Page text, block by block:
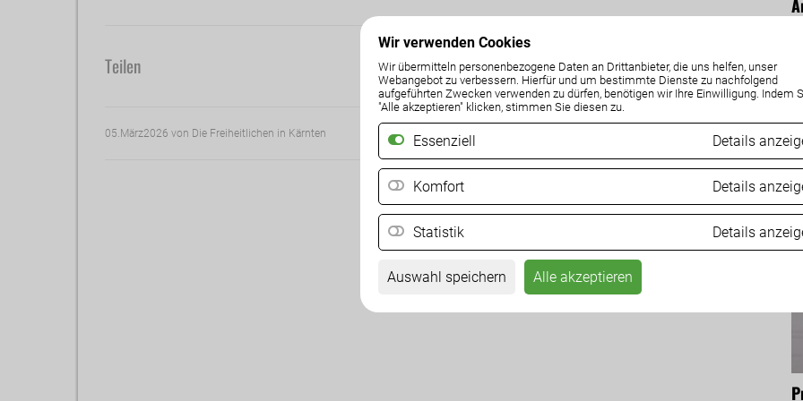
Wir verwenden Cookies
Wir übermitteln personenbezogene Daten an Drittanbieter, die uns helfen, unser
Webangebot zu verbessern. Hierfür und um bestimmte Dienste zu nachfolgend
aufgeführten Zwecken verwenden zu dürfen, benötigen wir Ihre Einwilligung. Indem
"Alle akzeptieren" klicken, stimmen Sie diesen zu.
Essenziell Details
Komfort Details
Statistik Details
Auswahl speichern Alle akzeptieren
Teilen
05.März2026 von Die Freiheitlichen in Kärnten
ZURÜCK